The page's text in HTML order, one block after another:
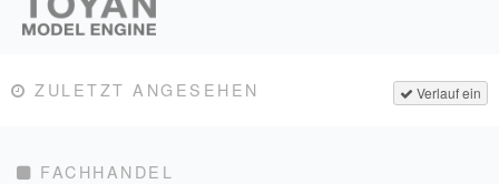
Verlauf ein
ZULETZT ANGESEHEN
FACHHANDEL